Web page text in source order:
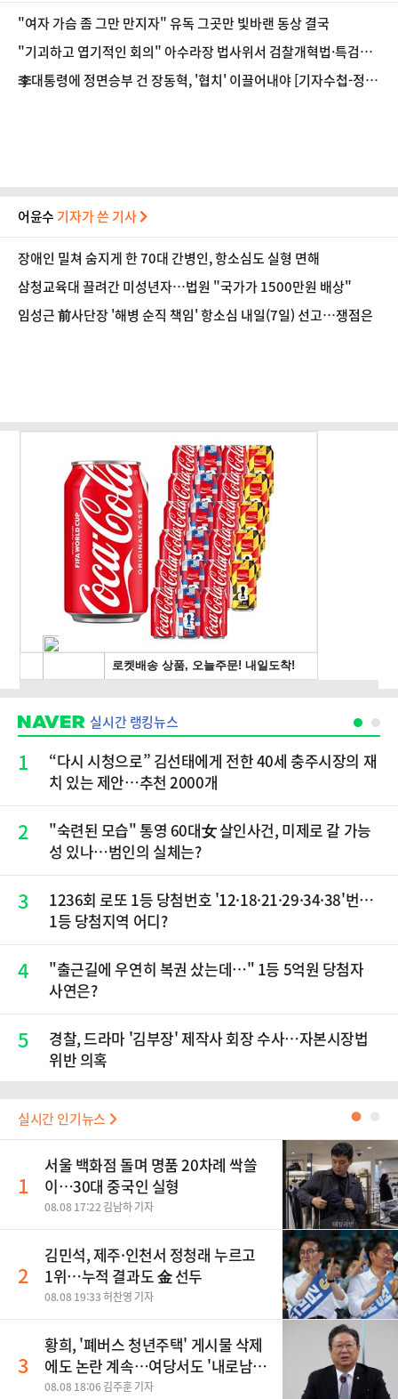
"여자 가슴 좀 그만 만지자" 유독 그곳만 빛바랜 동상 결국
"기괴하고 엽기적인 회의" 아수라장 법사위서 검찰개혁법·특검법
개정안 속도전
李대통령에 정면승부 건 장동혁, '협치' 이끌어내야 [기자수첩-정
어윤수 기자가 쓴 기사
장애인 밀쳐 숨지게 한 70대 간병인, 항소심도 실형 면해
삼청교육대 끌려간 미성년자…법원 "국가가 1500만원 배상"
임성근 前사단장 '해병 순직 책임' 항소심 내일(7일) 선고…쟁점은
실시간 랭킹뉴스
1
“다시 시청으로” 김선태에게 전한 40세 충주시장의 재
치 있는 제안…추천 2000개
2
"숙련된 모습" 통영 60대女 살인사건, 미제로 갈 가능
성 있나…범인의 실체는?
3
1236회 로또 1등 당첨번호 '12·18·21·29·34·38'번…
1등 당첨지역 어디?
4
"출근길에 우연히 복권 샀는데…" 1등 5억원 당첨자
사연은?
5
경찰, 드라마 '김부장' 제작사 회장 수사…자본시장법
위반 의혹
실시간 인기뉴스 ●
1
서울 백화점 돌며 명품 20차례 싹쓸
이…30대 중국인 실형
08.08 17:22 김남하 기자
2
김민석, 제주·인천서 정청래 누르고
1위…누적 결과도 金 선두
08.08 19:33 허찬영 기자
3
황희, '폐버스 청년주택' 게시물 삭제
에도 논란 계속…여당서도 '내로남
불' 비판
08.08 18:06 김주훈 기자